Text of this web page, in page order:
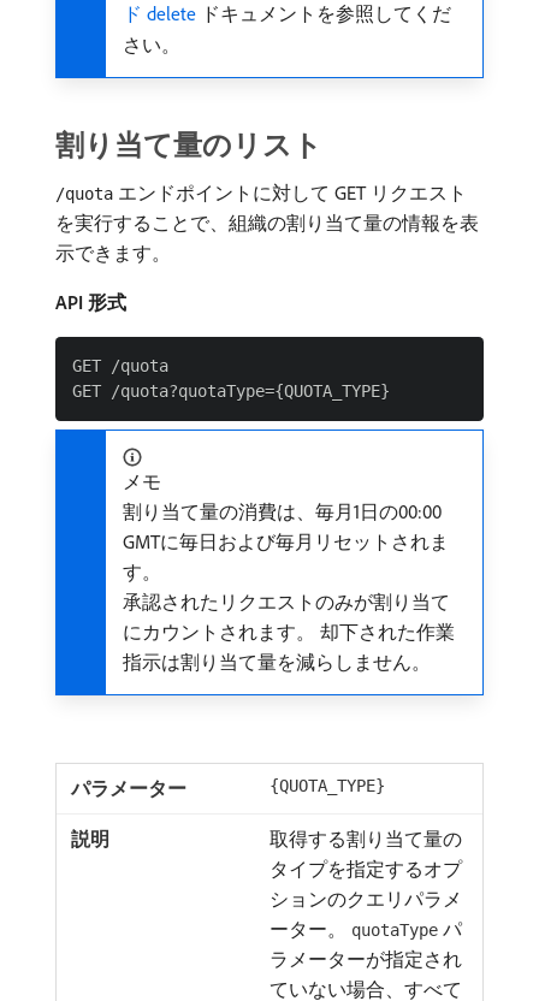
ド delete ドキュメントを参照してくだ
さい。
割り当て量のリスト
/quota エンドポイントに対して GET リクエスト
を実行することで、組織の割り当て量の情報を表
示できます。
API 形式
GET /quota
メモ
割り当て量の消費は、毎月1日の00:00
GMTに毎日および毎月リセットされま
す。
承認されたリクエストのみが割り当て
にカウントされます。 却下された作業
指示は割り当て量を減らしません。
{QUOTA_TYPE}
取得する割り当て量の
タイプを指定するオプ
ションのクエリパラメ
ーター。
quotaType パ
ラメーターが指定され
ていない場合、すべて